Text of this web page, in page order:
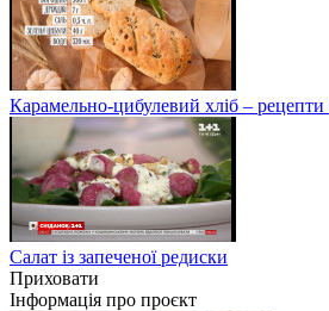
Карамельно-цибулевий хліб – рецепти
Салат із запеченої редиски
Приховати
Інформація про проєкт